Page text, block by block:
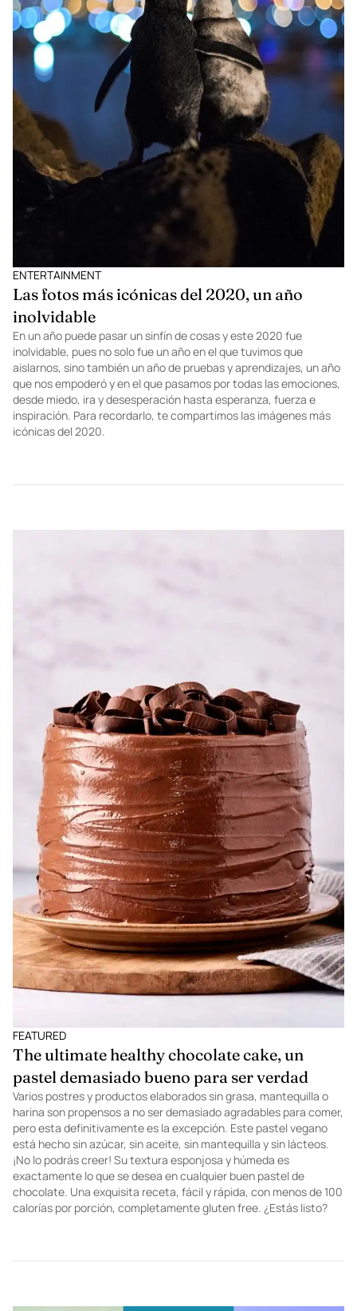
ENTERTAINMENT
Las fotos más icónicas del 2020, un año
inolvidable
En un año puede pasar un sinfín de cosas y este 2020 fue
inolvidable, pues no solo fue un año en el que tuvimos que
aislarnos, sino también un año de pruebas y aprendizajes, un año
que nos empoderó y en el que pasamos por todas las emociones,
desde miedo, ira y desesperación hasta esperanza, fuerza e
inspiración. Para recordarlo, te compartimos las imágenes más
icónicas del 2020.
FEATURED
The ultimate healthy chocolate cake, un
pastel demasiado bueno para ser verdad
Varios postres y productos elaborados sin grasa, mantequilla o
harina son propensos a no ser demasiado agradables para comer,
pero esta definitivamente es la excepción. Este pastel vegano
está hecho sin azúcar, sin aceite, sin mantequilla y sin lácteos.
¡No lo podrás creer! Su textura esponjosa y húmeda es
exactamente lo que se desea en cualquier buen pastel de
chocolate. Una exquisita receta, fácil y rápida, con menos de 100
calorías por porción, completamente gluten free. ¿Estás listo?